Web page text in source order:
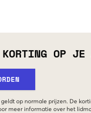
OP JE
op normale prijzen. De
meer informatie over het